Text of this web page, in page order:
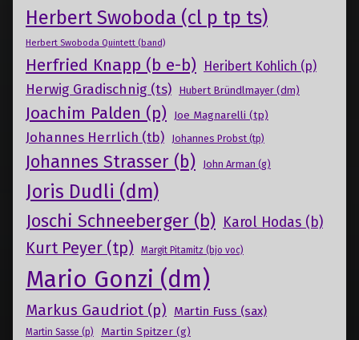
Herbert Swoboda (cl p tp ts)
Herbert Swoboda Quintett (band)
Herfried Knapp (b e-b) Heribert Kohlich (p)
Herwig Gradischnig (ts) Hubert Bründlmayer (dm)
Joachim Palden (p) Joe Magnarelli (tp)
Johannes Herrlich (tb) Johannes Probst (tp)
Johannes Strasser (b) John Arman (g)
Joris Dudli (dm)
Joschi Schneeberger (b) Karol Hodas (b)
Kurt Peyer (tp) Margit Pitamitz (bjo voc)
Mario Gonzi (dm)
Markus Gaudriot (p) Martin Fuss (sax)
Martin Sasse (p) Martin Spitzer (g)